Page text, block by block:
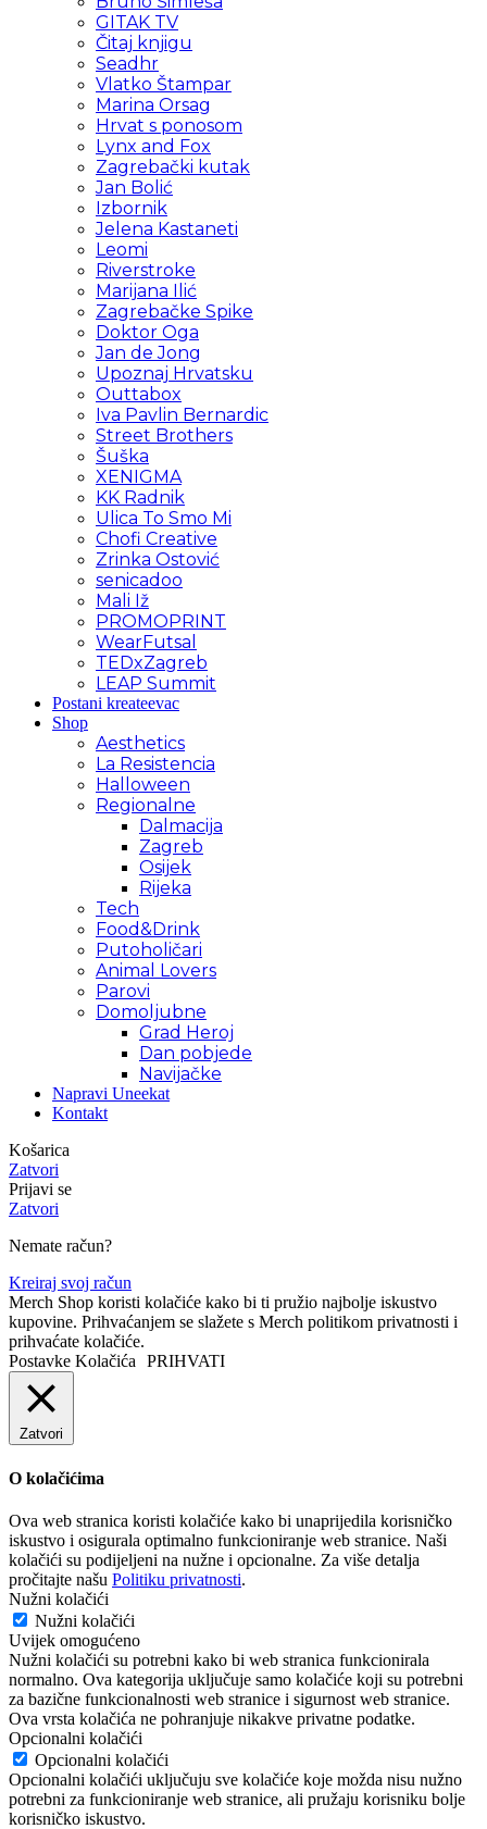
GITAK TV
Čitaj knjigu
Seadhr
Vlatko Štampar
Marina Orsag
Hrvat s ponosom
Lynx and Fox
Zagrebački kutak
Jan Bolić
Izbornik
Jelena Kastaneti
Leomi
Riverstroke
Marijana Ilić
Zagrebačke Spike
Doktor Oga
Jan de Jong
Upoznaj Hrvatsku
Outtabox
Iva Pavlin Bernardic
Street Brothers
Šuška
XENIGMA
KK Radnik
Ulica To Smo Mi
Chofi Creative
Zrinka Ostović
senicadoo
Mali Iž
PROMOPRINT
WearFutsal
TEDxZagreb
LEAP Summit
Postani kreateevac
Shop
Aesthetics
La Resistencia
Halloween
Regionalne
Dalmacija
Zagreb
Osijek
Rijeka
Tech
Food&Drink
Putoholičari
Animal Lovers
Parovi
Domoljubne
Grad Heroj
Dan pobjede
Navijačke
Napravi Uneekat
Kontakt
Košarica
Zatvori
Prijavi se
Zatvori
Nemate račun?
Kreiraj svoj račun
Merch Shop koristi kolačiće kako bi ti pružio najbolje iskustvo
kupovine. Prihvaćanjem se slažete s Merch politikom privatnosti i
prihvaćate kolačiće.
Postavke Kolačića PRIHVATI
Zatvori
O kolačićima
Ova web stranica koristi kolačiće kako bi unaprijedila korisničko
iskustvo i osigurala optimalno funkcioniranje web stranice. Naši
kolačići su podijeljeni na nužne i opcionalne. Za više detalja
pročitajte našu Politiku privatnosti.
Nužni kolačići
Nužni kolačići
Uvijek omogućeno
Nužni kolačići su potrebni kako bi web stranica funkcionirala
normalno. Ova kategorija uključuje samo kolačiće koji su potrebni
za bazične funkcionalnosti web stranice i sigurnost web stranice.
Ova vrsta kolačića ne pohranjuje nikakve privatne podatke.
Opcionalni kolačići
Opcionalni kolačići
Opcionalni kolačići uključuju sve kolačiće koje možda nisu nužno
potrebni za funkcioniranje web stranice, ali pružaju korisniku bolje
korisničko iskustvo.